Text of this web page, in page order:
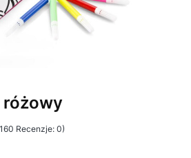
różowy
Recenzje: 0)